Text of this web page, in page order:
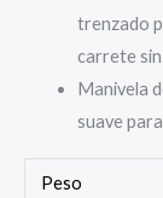
trenzado
carrete sin
Manivela
suave
Peso